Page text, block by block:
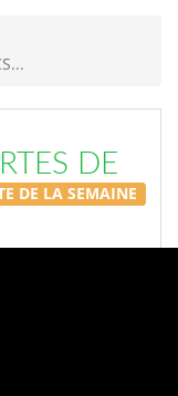
DE
DE LA SEMAINE